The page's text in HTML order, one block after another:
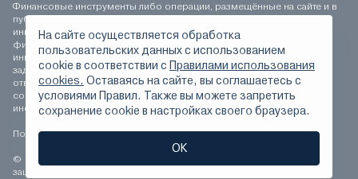
Финансовые инструменты либо операции, размещённые на сайте и в
публикуемых материалах, могут не соответствовать вашему
инвестиционному профилю. Определение соответствия
финансового инструмента либо операции инвестиционным целям,
инвестиционному горизонту и толерантности к риску является
задачей инвестора. АО «Инвестиционная компания ЛМС» не несёт
ответственности за возможные убытки инвестора в случае
совершения операций, либо инвестирования в финансовые
инструменты, упомянутые на сайте и в публикуемых материалах.
Положение о персональных данных
© 1994-2026 АО «Инвестиционная компания ЛМС» Все права
защищены.
На сайте осуществляется обработка
пользовательских данных с использованием
сookie в соответствии с Правилами использования
cookies. Оставаясь на сайте, вы соглашаетесь с
условиями Правил. Также вы можете запретить
сохранение сookie в настройках своего браузера.
ОК